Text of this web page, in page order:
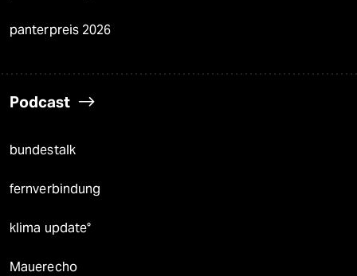
panterpreis 2026
Podcast
bundestalk
fernverbindung
klima update°
Mauerecho